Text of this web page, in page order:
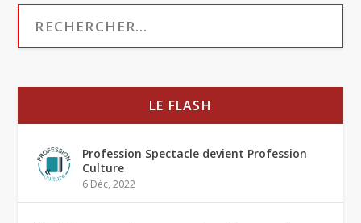
LE FLASH
Profession Spectacle devient Profession
Culture
6 Déc, 2022